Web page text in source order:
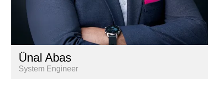
Ünal Abas
System Engineer